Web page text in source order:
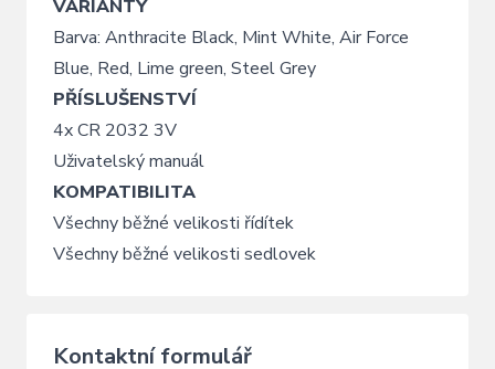
VARIANTY
Barva: Anthracite Black, Mint White, Air Force
Blue, Red, Lime green, Steel Grey
PŘÍSLUŠENSTVÍ
4x CR 2032 3V
Uživatelský manuál
KOMPATIBILITA
Všechny běžné velikosti řídítek
Všechny běžné velikosti sedlovek
Kontaktní formulář